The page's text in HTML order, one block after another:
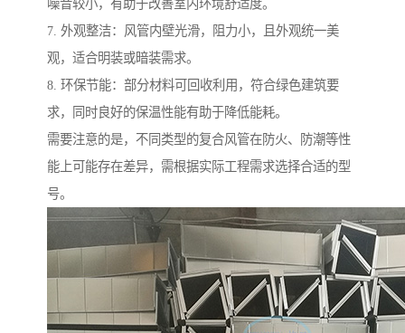
噪音较小，有助于改善室内环境舒适度。
7. 外观整洁：风管内壁光滑，阻力小，且外观统一美
观，适合明装或暗装需求。
8. 环保节能：部分材料可回收利用，符合绿色建筑要
求，同时良好的保温性能有助于降低能耗。
需要注意的是，不同类型的复合风管在防火、防潮等性
能上可能存在差异，需根据实际工程需求选择合适的型
号。